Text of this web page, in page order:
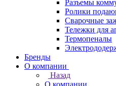
Разъемы
Ролики
Сварочные
Тележки для
Термопеналы
Бренды
О компании
Назад
О компании